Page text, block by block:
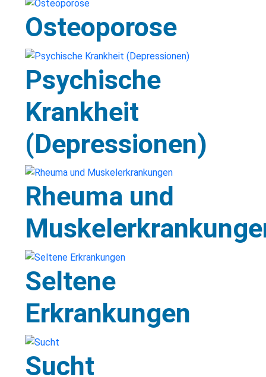
Osteoporose
Psychische
Krankheit
(Depressionen)
Rheuma und
Seltene
Erkrankungen
Sucht